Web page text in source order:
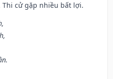
cử gặp nhiều bất lợi.